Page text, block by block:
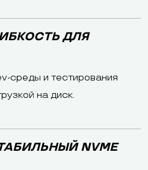
ДЛЯ
среды и тестирования
на диск.
NVME